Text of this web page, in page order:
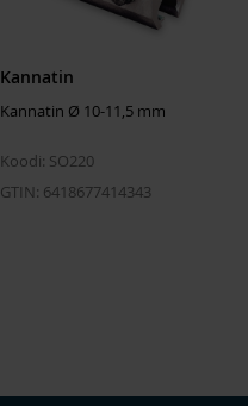
Kannatin
Kannatin Ø 10-11,5 mm
Koodi: SO220
GTIN: 6418677414343